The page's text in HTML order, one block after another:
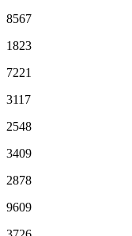
8567
1823
7221
3117
2548
3409
2878
9609